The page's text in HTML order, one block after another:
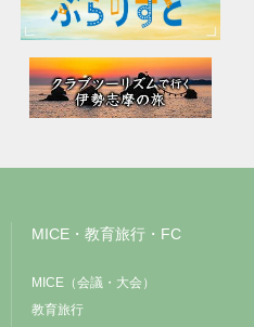
MICE・教育旅行・FC
MICE（会議・大会）
教育旅行